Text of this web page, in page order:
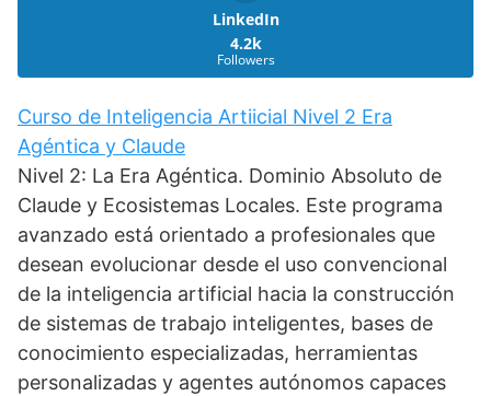
LinkedIn
4.2k
Followers
Curso de Inteligencia Artiicial Nivel 2 Era
Agéntica y Claude
Nivel 2: La Era Agéntica. Dominio Absoluto de
Claude y Ecosistemas Locales. Este programa
avanzado está orientado a profesionales que
desean evolucionar desde el uso convencional
de la inteligencia artificial hacia la construcción
de sistemas de trabajo inteligentes, bases de
conocimiento especializadas, herramientas
personalizadas y agentes autónomos capaces